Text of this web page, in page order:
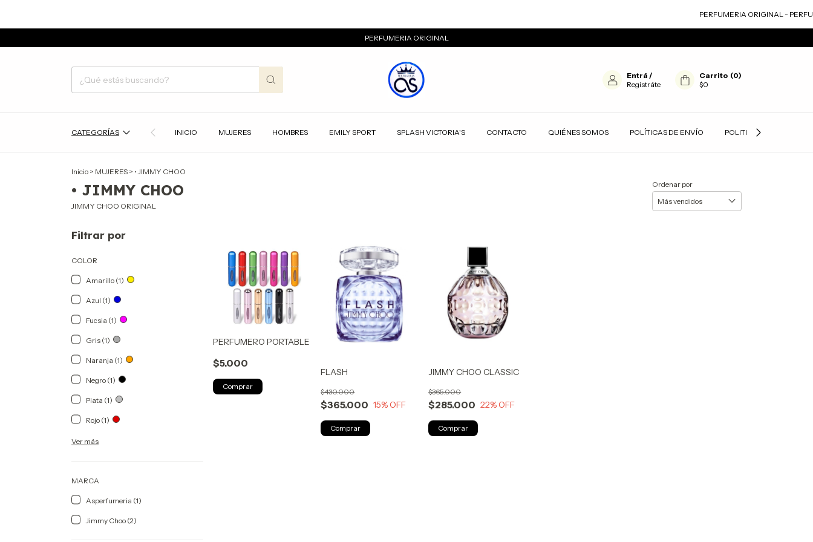
PERFUMERIA ORIGINAL -
PERFUMERIA ORIGINAL
Entrá /
Registráte
Carrito (0)
$0
CATEGORÍAS INICIO MUJERES HOMBRES EMILY SPORT SPLASH VICTORIA'S CONTACTO QUIÉNES SOMOS POLÍTICAS DE ENVÍO POLITICAS DE
Inicio > MUJERES > • JIMMY CHOO
• JIMMY CHOO
JIMMY CHOO ORIGINAL
Ordenar por
Filtrar por
COLOR
Amarillo (1)
Azul (1)
Fucsia (1)
Gris (1)
Naranja (1)
Negro (1)
Plata (1)
Rojo (1)
Ver más
MARCA
Asperfumeria (1)
Jimmy Choo (2)
PERFUMERO PORTABLE
$5.000
Comprar
FLASH
$365.000
$430.000
15% OFF
JIMMY CHOO CLASSIC
$285.000
$365.000
22% OFF